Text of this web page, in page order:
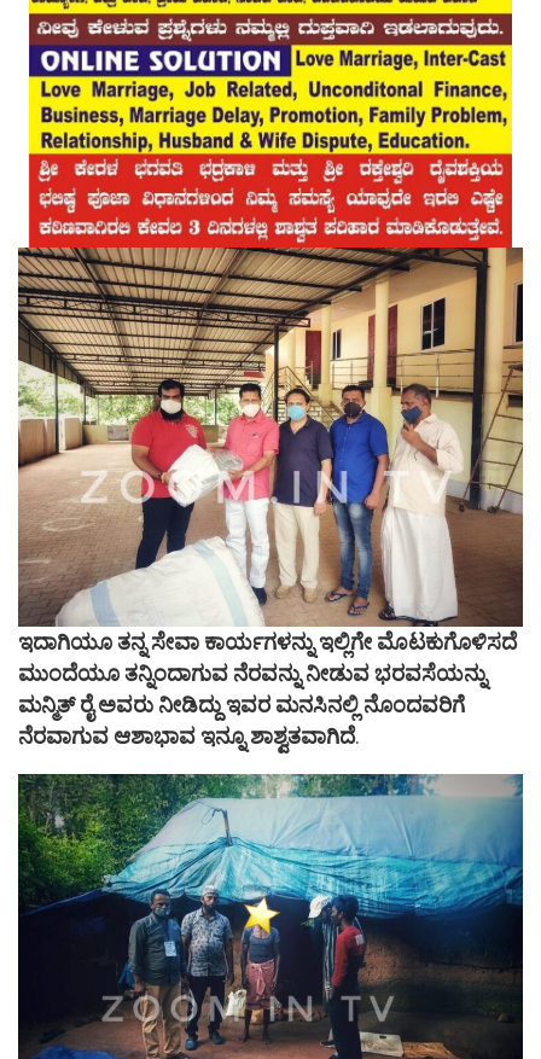
ಇದಾಗಿಯೂ ತನ್ನ ಸೇವಾ ಕಾರ್ಯಗಳನ್ನು ಇಲ್ಲಿಗೇ ಮೊಟಕುಗೊಳಿಸದೆ
ಮುಂದೆಯೂ ತನ್ನಿಂದಾಗುವ ನೆರವನ್ನು ನೀಡುವ ಭರವಸೆಯನ್ನು
ಮನ್ಮಿತ್ ರೈ ಅವರು ನೀಡಿದ್ದು ಇವರ ಮನಸಿನಲ್ಲಿ ನೊಂದವರಿಗೆ
ನೆರವಾಗುವ ಆಶಾಭಾವ ಇನ್ನೂ ಶಾಶ್ವತವಾಗಿದೆ.